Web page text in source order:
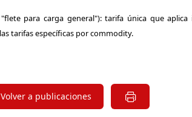
para carga general"): tarifa única que
tarifas específicas por commodity.
Volver a publicaciones